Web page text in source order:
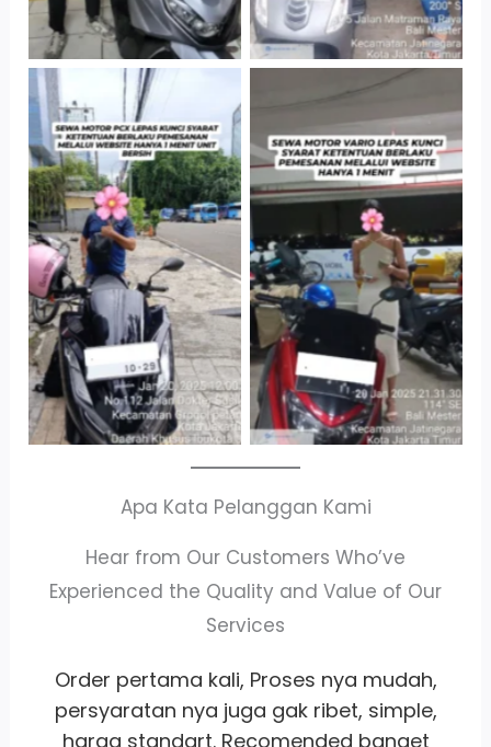
Antar Jemput
Kendaraan
Cityplaza
Jatinegara Gedung
Parkir P6A
Apa Kata Pelanggan Kami
Hear from Our Customers Who’ve
Experienced the Quality and Value of Our
Services
Whort it bangetpelayananramah
satset recomm banget lah pokoknya
buat sewa motor area jakarta